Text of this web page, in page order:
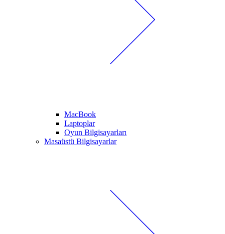
MacBook
Laptoplar
Oyun Bilgisayarları
Masaüstü Bilgisayarlar